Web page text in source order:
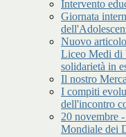
Intervento
Giornata
Nuovo
Liceo Medi di
solidarietà in
Il nostro
I compiti
dell'incontro
20 novembre
Mondiale dei